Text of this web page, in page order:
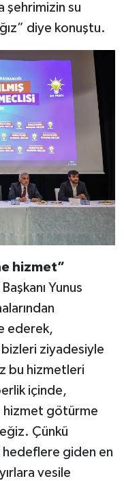
şehrimizin su
diye konuştu.
hizmet”
Yunus
ederek,
bizleri ziyadesiyle
bu hizmetleri
içinde,
hizmet götürme
Çünkü
hedeflere giden en
vesile